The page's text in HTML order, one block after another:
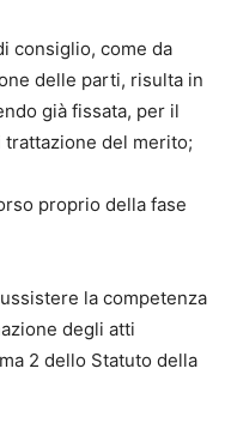
consiglio, come da
delle parti, risulta in
già fissata, per il
trattazione del merito;
proprio della fase
la competenza
degli atti
2 dello Statuto della